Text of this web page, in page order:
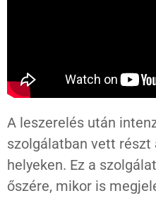
A leszerelés után
szolgálatban vett részt
helyeken. Ez a
őszére, mikor is